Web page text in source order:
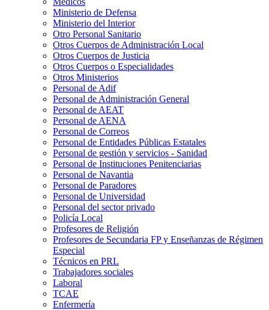
Ministerio de Defensa
Ministerio del Interior
Otro Personal Sanitario
Otros Cuerpos de Administración Local
Otros Cuerpos de Justicia
Otros Cuerpos o Especialidades
Otros Ministerios
Personal de Adif
Personal de Administración General
Personal de AEAT
Personal de AENA
Personal de Correos
Personal de Entidades Públicas Estatales
Personal de gestión y servicios - Sanidad
Personal de Instituciones Penitenciarias
Personal de Navantia
Personal de Paradores
Personal de Universidad
Personal del sector privado
Policía Local
Profesores de Religión
Profesores de Secundaria FP y Enseñanzas de Régimen
Especial
Técnicos en PRL
Trabajadores sociales
Laboral
TCAE
Enfermería